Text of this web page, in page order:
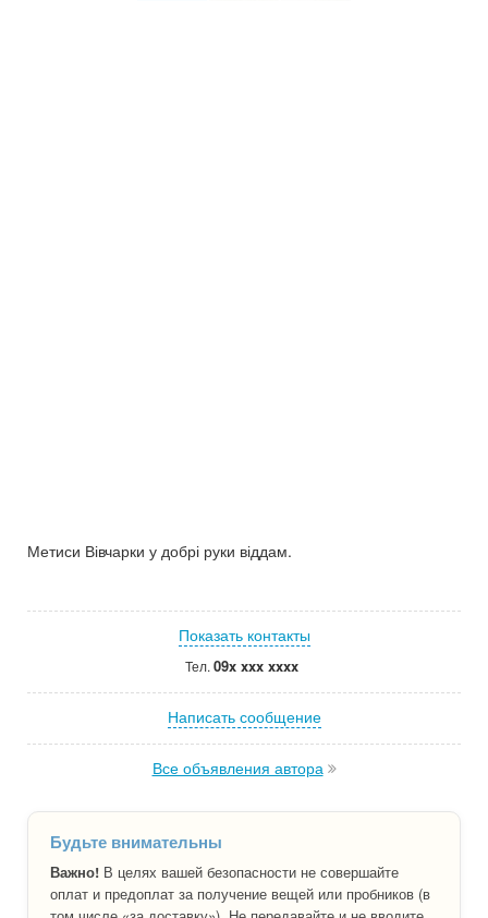
Метиси Вівчарки у добрі руки віддам.
Показать контакты
Тел. 09x xxx xxxx
Написать сообщение
Все объявления автора
Будьте внимательны
Важно! В целях вашей безопасности не совершайте
оплат и предоплат за получение вещей или пробников (в